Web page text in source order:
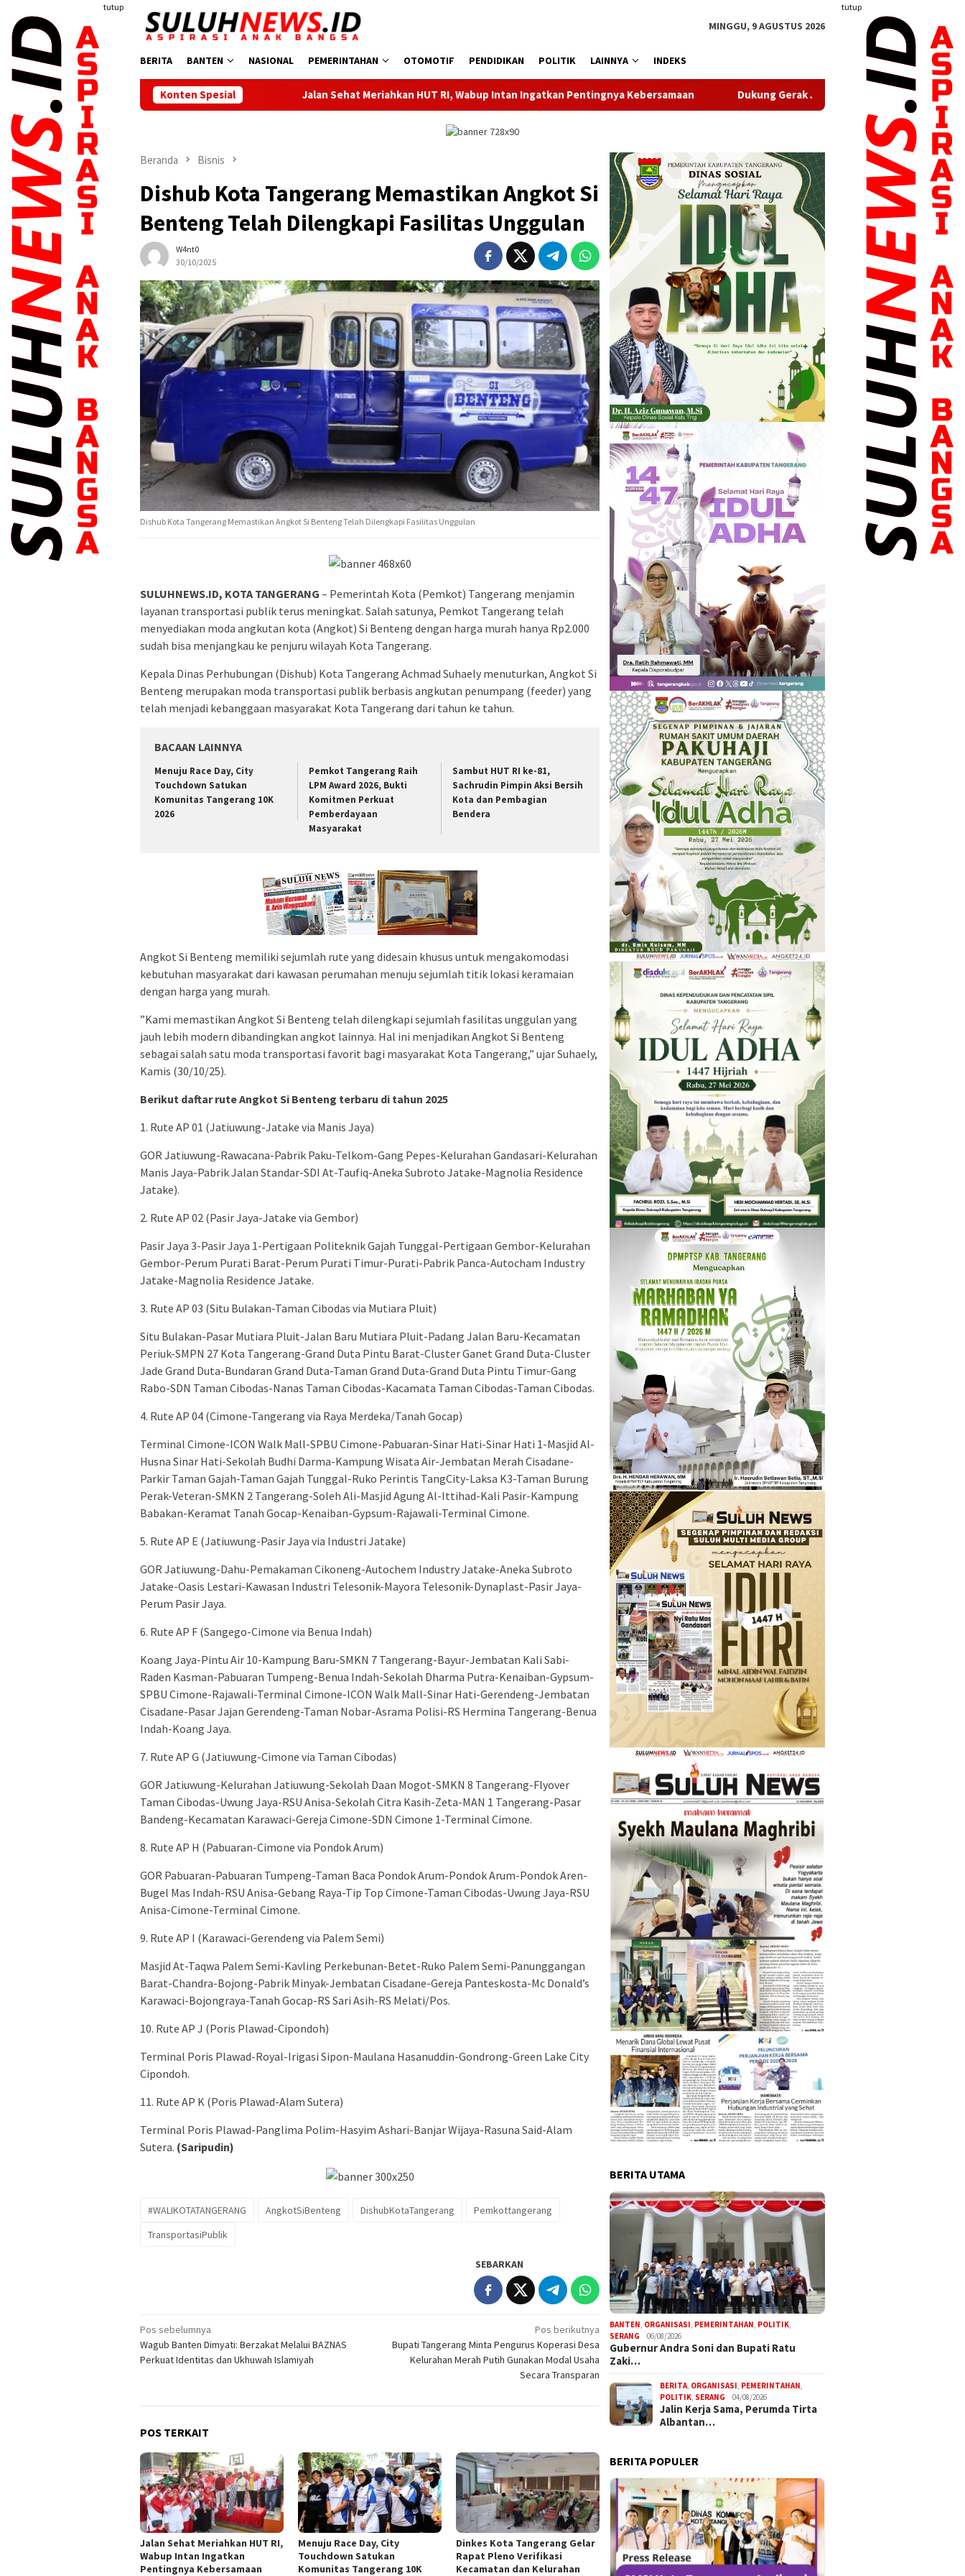
konten
tutup tutup
MINGGU, 9 AGUSTUS 2026
BERITA BANTEN NASIONAL PEMERINTAHAN OTOMOTIF PENDIDIKAN POLITIK LAINNYA INDEKS
Konten Spesial
Jalan Sehat Meriahkan HUT RI, Wabup Intan Ingatkan Pentingnya Kebersamaan Dukung Gerak Jalan Santai HUT RI, Puskesmas Pasir Nangka Hadirkan
Beranda Bisnis
Dishub Kota Tangerang Memastikan Angkot Si
Benteng Telah Dilengkapi Fasilitas Unggulan
W4nt0
30/10/2025
Dishub Kota Tangerang Memastikan Angkot Si Benteng Telah Dilengkapi Fasilitas Unggulan
SULUHNEWS.ID, KOTA TANGERANG – Pemerintah Kota (Pemkot) Tangerang menjamin
layanan transportasi publik terus meningkat. Salah satunya, Pemkot Tangerang telah
menyediakan moda angkutan kota (Angkot) Si Benteng dengan harga murah hanya Rp2.000
sudah bisa menjangkau ke penjuru wilayah Kota Tangerang.
Kepala Dinas Perhubungan (Dishub) Kota Tangerang Achmad Suhaely menuturkan, Angkot Si
Benteng merupakan moda transportasi publik berbasis angkutan penumpang (feeder) yang
telah menjadi kebanggaan masyarakat Kota Tangerang dari tahun ke tahun.
BACAAN LAINNYA
Menuju Race Day, City
Touchdown Satukan
Komunitas Tangerang 10K
2026
Pemkot Tangerang Raih
LPM Award 2026, Bukti
Komitmen Perkuat
Pemberdayaan
Masyarakat
Sambut HUT RI ke-81,
Sachrudin Pimpin Aksi Bersih
Kota dan Pembagian
Bendera
Angkot Si Benteng memiliki sejumlah rute yang didesain khusus untuk mengakomodasi
kebutuhan masyarakat dari kawasan perumahan menuju sejumlah titik lokasi keramaian
dengan harga yang murah.
”Kami memastikan Angkot Si Benteng telah dilengkapi sejumlah fasilitas unggulan yang
jauh lebih modern dibandingkan angkot lainnya. Hal ini menjadikan Angkot Si Benteng
sebagai salah satu moda transportasi favorit bagi masyarakat Kota Tangerang,” ujar Suhaely,
Kamis (30/10/25).
Berikut daftar rute Angkot Si Benteng terbaru di tahun 2025
1.⁠ ⁠Rute AP 01 (Jatiuwung-Jatake via Manis Jaya)
GOR Jatiuwung-Rawacana-Pabrik Paku-Telkom-Gang Pepes-Kelurahan Gandasari-Kelurahan
Manis Jaya-Pabrik Jalan Standar-SDI At-Taufiq-Aneka Subroto Jatake-Magnolia Residence
Jatake).
2.⁠ ⁠Rute AP 02 (Pasir Jaya-Jatake via Gembor)
Pasir Jaya 3-Pasir Jaya 1-Pertigaan Politeknik Gajah Tunggal-Pertigaan Gembor-Kelurahan
Gembor-Perum Purati Barat-Perum Purati Timur-Purati-Pabrik Panca-Autocham Industry
Jatake-Magnolia Residence Jatake.
3.⁠ ⁠Rute AP 03 (Situ Bulakan-Taman Cibodas via Mutiara Pluit)
Situ Bulakan-Pasar Mutiara Pluit-Jalan Baru Mutiara Pluit-Padang Jalan Baru-Kecamatan
Periuk-SMPN 27 Kota Tangerang-Grand Duta Pintu Barat-Cluster Ganet Grand Duta-Cluster
Jade Grand Duta-Bundaran Grand Duta-Taman Grand Duta-Grand Duta Pintu Timur-Gang
Rabo-SDN Taman Cibodas-Nanas Taman Cibodas-Kacamata Taman Cibodas-Taman Cibodas.
4.⁠ ⁠Rute AP 04 (Cimone-Tangerang via Raya Merdeka/Tanah Gocap)
Terminal Cimone-ICON Walk Mall-SPBU Cimone-Pabuaran-Sinar Hati-Sinar Hati 1-Masjid Al-
Husna Sinar Hati-Sekolah Budhi Darma-Kampung Wisata Air-Jembatan Merah Cisadane-
Parkir Taman Gajah-Taman Gajah Tunggal-Ruko Perintis TangCity-Laksa K3-Taman Burung
Perak-Veteran-SMKN 2 Tangerang-Soleh Ali-Masjid Agung Al-Ittihad-Kali Pasir-Kampung
Babakan-Keramat Tanah Gocap-Kenaiban-Gypsum-Rajawali-Terminal Cimone.
5.⁠ ⁠Rute AP E (Jatiuwung-Pasir Jaya via Industri Jatake)
GOR Jatiuwung-Dahu-Pemakaman Cikoneng-Autochem Industry Jatake-Aneka Subroto
Jatake-Oasis Lestari-Kawasan Industri Telesonik-Mayora Telesonik-Dynaplast-Pasir Jaya-
Perum Pasir Jaya.
6.⁠ ⁠Rute AP F (Sangego-Cimone via Benua Indah)
Koang Jaya-Pintu Air 10-Kampung Baru-SMKN 7 Tangerang-Bayur-Jembatan Kali Sabi-
Raden Kasman-Pabuaran Tumpeng-Benua Indah-Sekolah Dharma Putra-Kenaiban-Gypsum-
SPBU Cimone-Rajawali-Terminal Cimone-ICON Walk Mall-Sinar Hati-Gerendeng-Jembatan
Cisadane-Pasar Jajan Gerendeng-Taman Nobar-Asrama Polisi-RS Hermina Tangerang-Benua
Indah-Koang Jaya.
7.⁠ ⁠Rute AP G (Jatiuwung-Cimone via Taman Cibodas)
GOR Jatiuwung-Kelurahan Jatiuwung-Sekolah Daan Mogot-SMKN 8 Tangerang-Flyover
Taman Cibodas-Uwung Jaya-RSU Anisa-Sekolah Citra Kasih-Zeta-MAN 1 Tangerang-Pasar
Bandeng-Kecamatan Karawaci-Gereja Cimone-SDN Cimone 1-Terminal Cimone.
8.⁠ ⁠Rute AP H (Pabuaran-Cimone via Pondok Arum)
GOR Pabuaran-Pabuaran Tumpeng-Taman Baca Pondok Arum-Pondok Arum-Pondok Aren-
Bugel Mas Indah-RSU Anisa-Gebang Raya-Tip Top Cimone-Taman Cibodas-Uwung Jaya-RSU
Anisa-Cimone-Terminal Cimone.
9.⁠ ⁠Rute AP I (Karawaci-Gerendeng via Palem Semi)
Masjid At-Taqwa Palem Semi-Kavling Perkebunan-Betet-Ruko Palem Semi-Panunggangan
Barat-Chandra-Bojong-Pabrik Minyak-Jembatan Cisadane-Gereja Panteskosta-Mc Donald’s
Karawaci-Bojongraya-Tanah Gocap-RS Sari Asih-RS Melati/Pos.
10.⁠ ⁠Rute AP J (Poris Plawad-Cipondoh)
Terminal Poris Plawad-Royal-Irigasi Sipon-Maulana Hasanuddin-Gondrong-Green Lake City
Cipondoh.
11.⁠ ⁠Rute AP K (Poris Plawad-Alam Sutera)
Terminal Poris Plawad-Panglima Polim-Hasyim Ashari-Banjar Wijaya-Rasuna Said-Alam
Sutera. (Saripudin)
#WALIKOTATANGERANG AngkotSiBenteng DishubKotaTangerang
Pemkottangerang
TransportasiPublik
SEBARKAN
Navigasi
pos
Pos sebelumnya
Wagub Banten Dimyati: Berzakat Melalui BAZNAS
Perkuat Identitas dan Ukhuwah Islamiyah
Pos berikutnya
Bupati Tangerang Minta Pengurus Koperasi Desa
Kelurahan Merah Putih Gunakan Modal Usaha
Secara Transparan
POS TERKAIT
Jalan Sehat Meriahkan HUT RI,
Wabup Intan Ingatkan
Pentingnya Kebersamaan
Menuju Race Day, City
Touchdown Satukan
Komunitas Tangerang 10K
Dinkes Kota Tangerang Gelar
Rapat Pleno Verifikasi
Kecamatan dan Kelurahan
BERITA UTAMA
BANTEN ORGANISASI PEMERINTAHAN POLITIK
SERANG
06/08/2026
Gubernur Andra Soni dan Bupati Ratu
Zaki…
BERITA ORGANISASI PEMERINTAHAN
POLITIK SERANG 04/08/2026
Jalin Kerja Sama, Perumda Tirta
Albantan…
BERITA POPULER